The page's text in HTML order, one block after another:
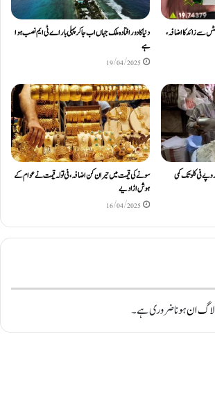
مارکیٹ میں 1200 پوائنٹس سے زائد کا اضافہ،
دنیا کا دور افتادہ ملک جہاں اب جاکر پہلی بار اے ٹی ایم نصب ہوا
ہے
19/04/2025
سونے کی قیمت میں حیران کن اضافہ، فی تولہ قیمت نے عوام کے
ہوش اڑادیے
16/04/2025
لاگ انہونا ضروری ہے۔